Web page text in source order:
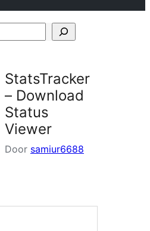
StatsTracker
– Download
Status
Viewer
Door samiur6688